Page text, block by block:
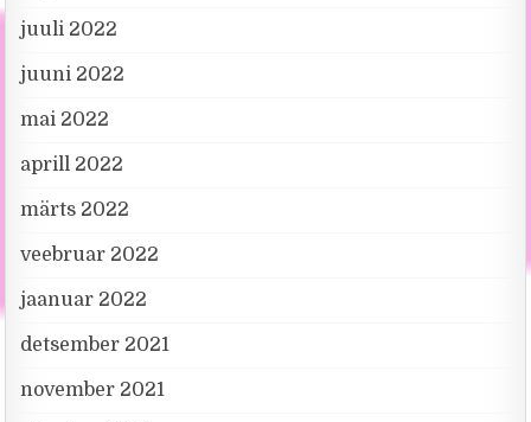
juuli 2022
juuni 2022
mai 2022
aprill 2022
märts 2022
veebruar 2022
jaanuar 2022
detsember 2021
november 2021